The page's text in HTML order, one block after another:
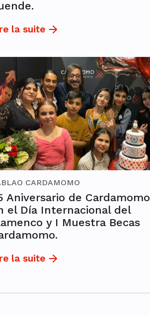
la suite
CARDAMOMO
Aniversario de Cardamomo
el Día Internacional del
y I Muestra Becas
la suite